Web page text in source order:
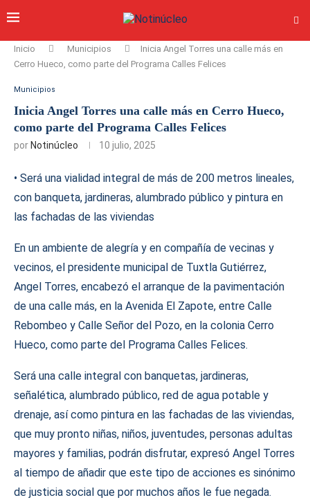
Inicio Municipios
Inicia Angel Torres una calle más en
Cerro Hueco, como parte del Programa Calles Felices
Municipios
Inicia Angel Torres una calle más en Cerro Hueco,
como parte del Programa Calles Felices
por Notinúcleo 10 julio, 2025
• Será una vialidad integral de más de 200 metros lineales,
con banqueta, jardineras, alumbrado público y pintura en
las fachadas de las viviendas
En un ambiente de alegría y en compañía de vecinas y
vecinos, el presidente municipal de Tuxtla Gutiérrez,
Angel Torres, encabezó el arranque de la pavimentación
de una calle más, en la Avenida El Zapote, entre Calle
Rebombeo y Calle Señor del Pozo, en la colonia Cerro
Hueco, como parte del Programa Calles Felices.
Será una calle integral con banquetas, jardineras,
señalética, alumbrado público, red de agua potable y
drenaje, así como pintura en las fachadas de las viviendas,
que muy pronto niñas, niños, juventudes, personas adultas
mayores y familias, podrán disfrutar, expresó Angel Torres
al tiempo de añadir que este tipo de acciones es sinónimo
de justicia social que por muchos años le fue negada.